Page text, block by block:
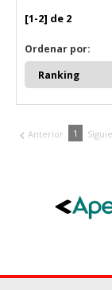
[1-2] de 2
Ordenar por:
Anterior 1
Cookies
sitio por
intereses y
Cookies
_evAd,